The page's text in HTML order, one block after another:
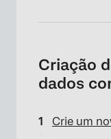
Criação
dados
Crie um